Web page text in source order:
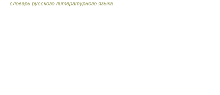
словарь русского литературного языка